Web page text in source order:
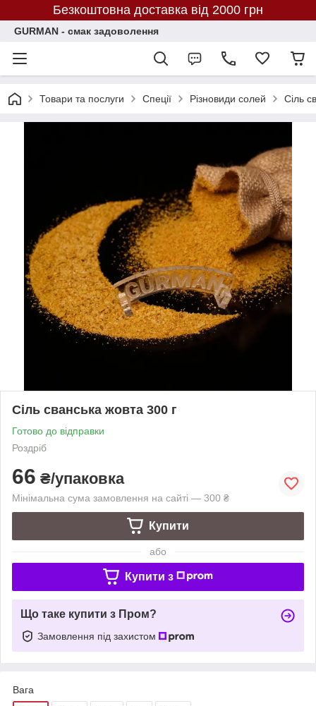
Безкоштовна доставка від 2000 грн
GURMAN - смак задоволення
Товари та послуги Спеції Різновиди солей Сіль
Сіль сванська жовта 300 г
Готово до відправки
Роздріб
66 ₴/упаковка
Мінімальна сума замовлення на сайті — 300 ₴
Купити
або
Купити з
Що таке купити з Пром?
Замовлення під захистом
Вага